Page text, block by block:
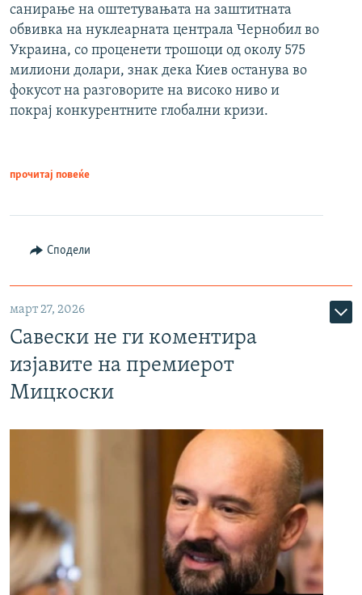
санирање на оштетувањата на заштитната
обвивка на нуклеарната централа Чернобил во
Украина, со проценети трошоци од околу 575
милиони долари, знак дека Киев останува во
фокусот на разговорите на високо ниво и
покрај конкурентните глобални кризи.
прочитај повеќе
Сподели
март 27, 2026
Савески не ги коментира
изјавите на премиерот
Мицкоски